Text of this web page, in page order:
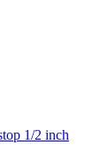
1/2 inch